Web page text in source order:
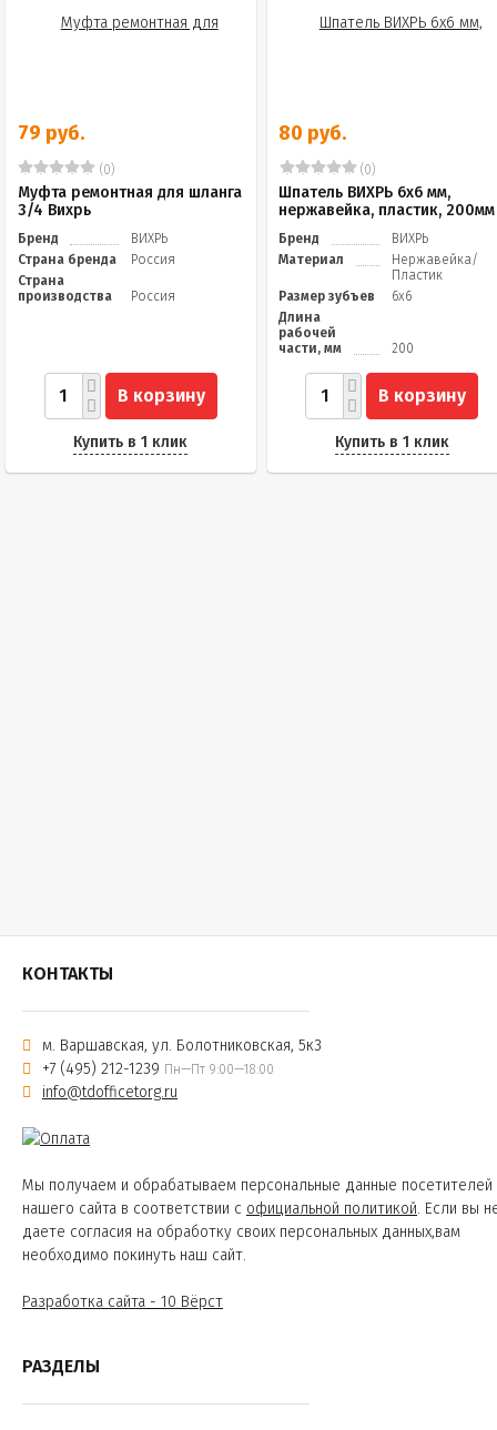
79 руб.
(0)
Муфта ремонтная для шланга
3/4 Вихрь
Бренд
ВИХРЬ
Страна бренда
Россия
Страна
производства
Россия
В корзину
Купить в 1 клик
80 руб.
(0)
Шпатель ВИХРЬ 6х6 мм,
нержавейка, пластик, 200мм
Бренд
ВИХРЬ
Материал
Нержавейка/
Пластик
Размер зубъев
6х6
Длина
рабочей
части, мм
200
В корзину
Купить в 1 клик
КОНТАКТЫ
м. Варшавская, ул. Болотниковская, 5к3
+7 (495) 212-1239 Пн—Пт 9:00—18:00
info@tdofficetorg.ru
Мы получаем и обрабатываем персональные данные посетителей
нашего сайта в соответствии с официальной политикой. Если вы
даете согласия на обработку своих персональных данных,вам
необходимо покинуть наш сайт.
Разработка сайта - 10 Вёрст
РАЗДЕЛЫ